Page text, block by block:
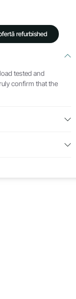
refurbished
tested and
confirm that the